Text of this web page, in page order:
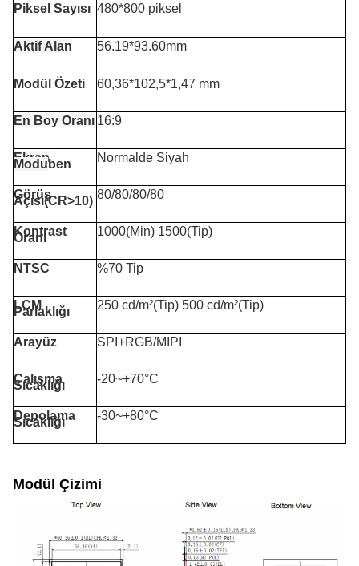
Piksel Sayısı 480*800 piksel
Aktif Alan 56.19*93.60mm
Modül Özeti 60,36*102,5*1,47 mm
En Boy Oranı 16:9
Ekran
Moduben Normalde Siyah
Görüş
Açısı(CR>10) 80/80/80/80
Kontrast
Oranı 1000(Min) 1500(Tip)
NTSC %70 Tip
LCM
Parlaklığı 250 cd/m²(Tip) 500 cd/m²(Tip)
Arayüz SPI+RGB/MIPI
Çalışma
Sıcaklığı -20~+70°C
Depolama
Sıcaklığı -30~+80°C
Modül Çizimi